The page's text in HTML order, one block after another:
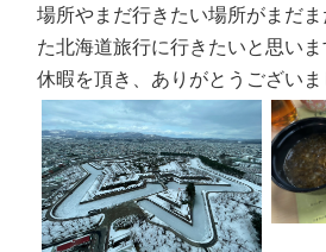
場所やまだ行きたい場所がまだ
た北海道旅行に行きたいと思い
休暇を頂き、ありがとうございま